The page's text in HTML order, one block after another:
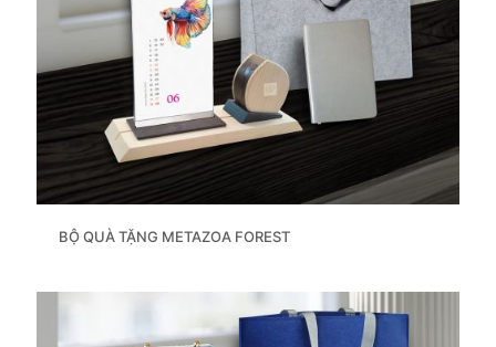
BỘ QUÀ TẶNG METAZOA FOREST